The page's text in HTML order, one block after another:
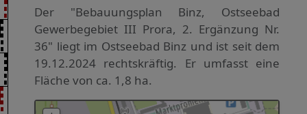
Der "Bebauungsplan Binz, Ostseebad
Gewerbegebiet III Prora, 2. Ergänzung Nr.
36" liegt im Ostseebad Binz und ist seit dem
19.12.2024 rechtskräftig. Er umfasst eine
Fläche von ca. 1,8 ha.